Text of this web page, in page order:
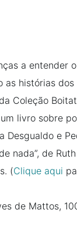
a entender
as histórias dos
Coleção
livro sobre
Desgualdo e
nada”, de
(Clique aqui
de Mattos,